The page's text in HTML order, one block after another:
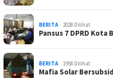
BERITA 2028 Dilihat
Pansus 7 DPRD
BERITA 1958 Dilihat
Mafia Solar